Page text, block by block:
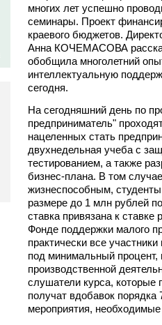
многих лет успешно
семинары. Проект
краевого бюджетов.
Анна КОЧЕМАСОВА
обобщила многолетний
интеллектуальную
сегодня.
На сегодняшний день по
предприниматель"
нацеленных стать
двухнедельная учеба с
тестированием, а также
бизнес-плана. В том
жизнеспособным, студенты
размере до 1 млн рублей
ставка привязана к
Фонде поддержки малого
практически все
под минимальный процент,
производственной
слушатели курса, которые
получат вдобавок
мероприятия,